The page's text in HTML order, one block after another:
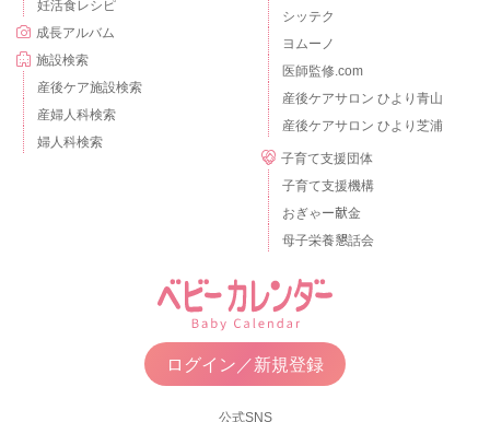
妊活食レシピ
成長アルバム
施設検索
産後ケア施設検索
産婦人科検索
婦人科検索
シッテク
ヨムーノ
医師監修.com
産後ケアサロン ひより青山
産後ケアサロン ひより芝浦
子育て支援団体
子育て支援機構
おぎゃー献金
母子栄養懇話会
ログイン／新規登録
公式SNS